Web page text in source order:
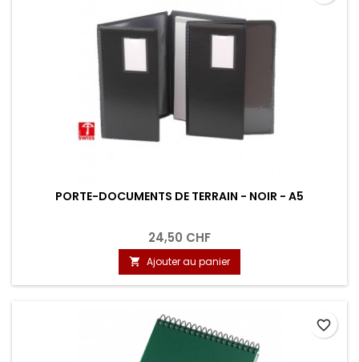
PORTE-DOCUMENTS DE TERRAIN - NOIR - A5
24,50 CHF
 Ajouter au panier
favorite_border